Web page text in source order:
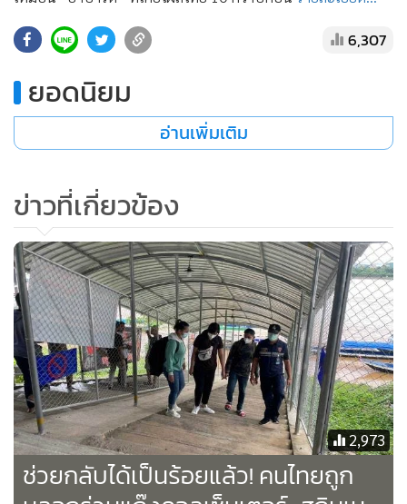
• เกม
SMEs
• หุ้น
• อินโดจีน
• Celeb Online
Factcheck
• ญี่ปุ่น
• News1
• Gotomanager
6,307
ยอดนิยม
อ่านเพิ่มเติม
ข่าวที่เกี่ยวข้อง
2,973
ช่วยกลับได้เป็นร้อยแล้ว! คนไทยถูก